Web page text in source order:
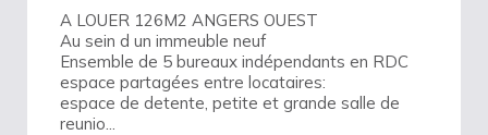
A LOUER 126M2 ANGERS OUEST
Au sein d un immeuble neuf
Ensemble de 5 bureaux indépendants en RDC
espace partagées entre locataires:
espace de detente, petite et grande salle de
reunio...